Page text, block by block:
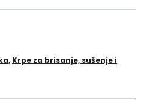
, Krpe za brisanje, sušenje i